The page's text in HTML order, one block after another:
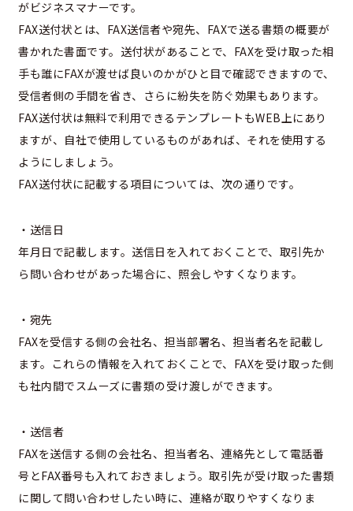
がビジネスマナーです。
FAX送付状とは、FAX送信者や宛先、FAXで送る書類の概要が
書かれた書面です。送付状があることで、FAXを受け取った相
手も誰にFAXが渡せば良いのかがひと目で確認できますので、
受信者側の手間を省き、さらに紛失を防ぐ効果もあります。
FAX送付状は無料で利用できるテンプレートもWEB上にあり
ますが、自社で使用しているものがあれば、それを使用する
ようにしましょう。
FAX送付状に記載する項目については、次の通りです。
・送信日
年月日で記載します。送信日を入れておくことで、取引先か
ら問い合わせがあった場合に、照会しやすくなります。
・宛先
FAXを受信する側の会社名、担当部署名、担当者名を記載し
ます。これらの情報を入れておくことで、FAXを受け取った側
も社内間でスムーズに書類の受け渡しができます。
・送信者
FAXを送信する側の会社名、担当者名、連絡先として電話番
号とFAX番号も入れておきましょう。取引先が受け取った書類
に関して問い合わせしたい時に、連絡が取りやすくなりま